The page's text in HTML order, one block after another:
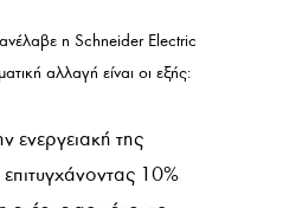
η Schneider Electric
αλλαγή είναι οι εξής:
ενεργειακή της
10%